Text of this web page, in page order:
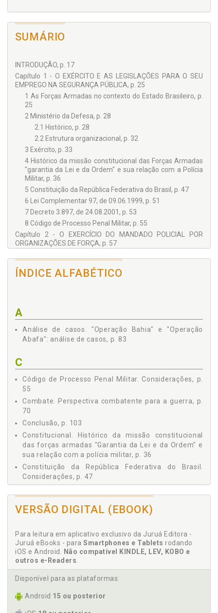
SUMÁRIO
INTRODUÇÃO, p. 17
Capítulo 1 - O EXÉRCITO E AS LEGISLAÇÕES PARA O SEU
EMPREGO NA SEGURANÇA PÚBLICA, p. 25
1 As Forças Armadas no contexto do Estado Brasileiro, p.
25
2 Ministério da Defesa, p. 28
2.1 Histórico, p. 28
2.2 Estrutura organizacional, p. 32
3 Exército, p. 33
4 Histórico da missão constitucional das Forças Armadas
"garantia da Lei e da Ordem" e sua relação com a Polícia
Militar, p. 36
5 Constituição da República Federativa do Brasil, p. 47
6 Lei Complementar 97, de 09.06.1999, p. 51
7 Decreto 3.897, de 24.08.2001, p. 53
8 Código de Processo Penal Militar, p. 55
Capítulo 2 - O EXERCÍCIO DO MANDADO POLICIAL POR
ORGANIZAÇÕES DE FORÇA, p. 57
2 Teoria da guerra e política de defesa, p. 62
2.1 Princípios de guerra, p. 65
Princípio da Massa, p. 66
Princípio da Economia de Forças, p. 66
Princípio da Unidade de Comando, p. 67
Princípio da Simplicidade, p. 67
2.3 Doutrina militar de defesa, p. 69
3 Perspectiva combatente para a guerra, p. 70
4 Polícia no Brasil: uma força combatente na Segurança
Pública, p. 73
Capítulo 3 - "OPERAÇÃO BAHIA" E "OPERAÇÃO ABAFA":
ANÁLISE DE CASOS, p. 83
1 Operação Bahia, p. 83
2 Operação Abafa, p. 90
CONCLUSÃO, p. 103
REFERÊNCIAS, p. 107
ÍNDICE ALFABÉTICO
A
Análise de casos. "Operação Bahia" e "Operação
Abafa": análise de casos, p. 83
C
Código de Processo Penal Militar. Considerações, p.
55
Combate. Perspectiva combatente para a guerra, p.
70
Conclusão, p. 103
Constitucional. Histórico da missão constitucional
das forças armadas "Garantia da Lei e da Ordem" e
sua relação com a polícia militar, p. 36
Constituição da República Federativa do Brasil.
Considerações, p. 47
D
Decreto 3.897, de 24.08.2001. Considerações, p. 53
Defesa. Ministério da Defesa, p. 28
Defesa Nacional. Política de Defesa Nacional, p. 67
Defesa. Teoria da guerra e política de defesa, p. 62
Doutrina militar de defesa, p. 69
E
VERSÃO DIGITAL (EBOOK)
Para leitura em aplicativo exclusivo da Juruá Editora -
Juruá eBooks - para Smartphones e Tablets rodando
iOS e Android. Não compatível KINDLE, LEV, KOBO e
outros e-Readers.
Disponível para as plataformas:
Android 15 ou posterior